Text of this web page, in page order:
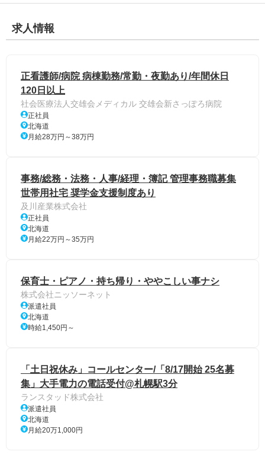
求人情報
正看護師/病院 病棟勤務/常勤・夜勤あり/年間休日
120日以上
社会医療法人交雄会メディカル 交雄会新さっぽろ病院
正社員
北海道
月給28万円～38万円
事務/総務・法務・人事/経理・簿記 管理事務職募集
世帯用社宅 奨学金支援制度あり
及川産業株式会社
正社員
北海道
月給22万円～35万円
保育士・ピアノ・持ち帰り・ややこしい事ナシ
株式会社ニッソーネット
派遣社員
北海道
時給1,450円～
「土日祝休み」コールセンター/「8/17開始 25名募
集」大手電力の電話受付@札幌駅3分
ランスタッド株式会社
派遣社員
北海道
月給20万1,000円